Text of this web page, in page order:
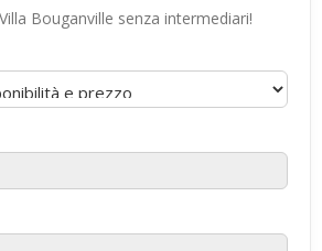
Bouganville senza intermediari!